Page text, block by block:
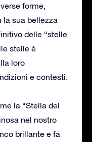
forme,
la sua bellezza
delle “stelle
stelle è
loro
e contesti.
la “Stella del
nel nostro
brillante e fa